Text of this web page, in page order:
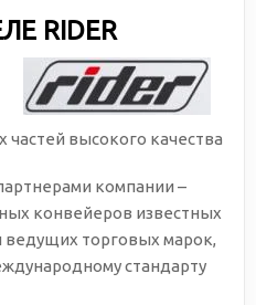
RIDER
частей высокого качества
компании –
конвейеров известных
торговых марок,
стандарту